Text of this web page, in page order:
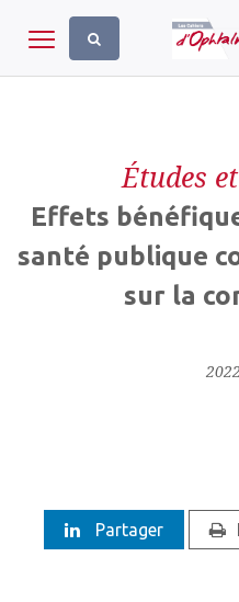
Toggle navigation
Études
Effets
santé publique
sur la
Partager
Panneau de gestion des